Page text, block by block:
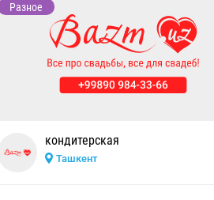
Разное
кондитерская
Ташкент